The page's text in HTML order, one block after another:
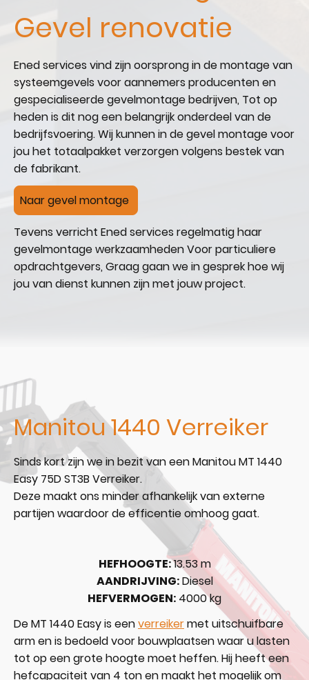
Gevel renovatie
Ened services vind zijn oorsprong in de montage van
systeemgevels voor aannemers producenten en
gespecialiseerde gevelmontage bedrijven, Tot op
heden is dit nog een belangrijk onderdeel van de
bedrijfsvoering. Wij kunnen in de gevel montage voor
jou het totaalpakket verzorgen volgens bestek van
de fabrikant.
Naar gevel montage
Tevens verricht Ened services regelmatig haar
gevelmontage werkzaamheden Voor particuliere
opdrachtgevers, Graag gaan we in gesprek hoe wij
jou van dienst kunnen zijn met jouw project.
Manitou 1440 Verreiker
Sinds kort zijn we in bezit van een Manitou MT 1440
Easy 75D ST3B Verreiker.
Deze maakt ons minder afhankelijk van externe
partijen waardoor de efficentie omhoog gaat.
HEFHOOGTE:13.53 m
AANDRIJVING:Diesel
HEFVERMOGEN: 4000 kg
De MT 1440 Easy is eenverreikermet uitschuifbare
arm en is bedoeld voor bouwplaatsen waar u lasten
tot op een grote hoogte moet heffen. Hij heeft een
hefcapaciteit van 4 ton en maakt het mogelijk om